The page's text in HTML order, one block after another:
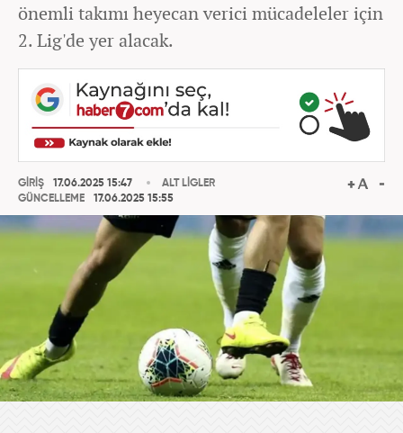
önemli takımı heyecan verici mücadeleler için
2. Lig'de yer alacak.
GİRİŞ
17.06.2025 15:47
GÜNCELLEME
17.06.2025 15:55
ALT LİGLER